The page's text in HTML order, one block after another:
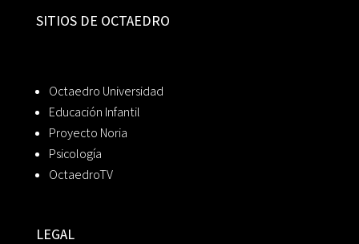
SITIOS DE OCTAEDRO
Octaedro Universidad
Educación Infantil
Proyecto Noria
Psicología
OctaedroTV
LEGAL